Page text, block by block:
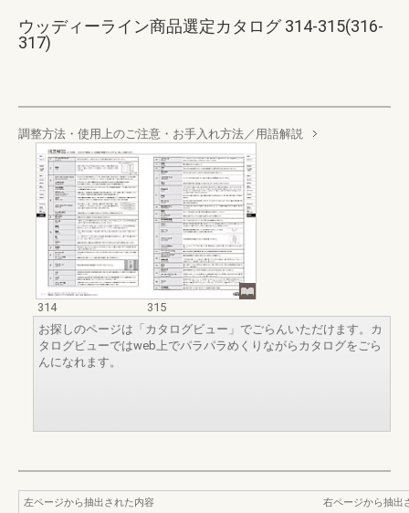
ウッディーライン商品選定カタログ 314-315(316-
317)
調整方法・使用上のご注意・お手入れ方法／用語解説
314
315
お探しのページは「カタログビュー」でごらんいただけます。カ
タログビューではweb上でパラパラめくりながらカタログをごら
んになれます。
左ページから抽出された内容
右ページから抽出